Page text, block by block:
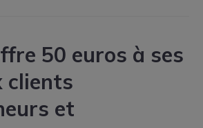
50 euros à ses
clients
et